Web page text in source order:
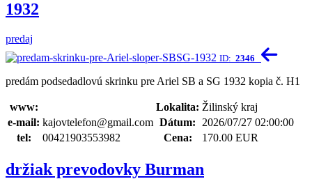
1932
predaj
ID: 2346
predám podsedadlovú skrinku pre Ariel SB a SG 1932 kopia č. H1
www: Lokalita: Žilinský kraj
e-mail: kajovtelefon@gmail.com Dátum:
2026/07/27 02:00:00
tel:
00421903553982 Cena: 170.00 EUR
držiak prevodovky Burman